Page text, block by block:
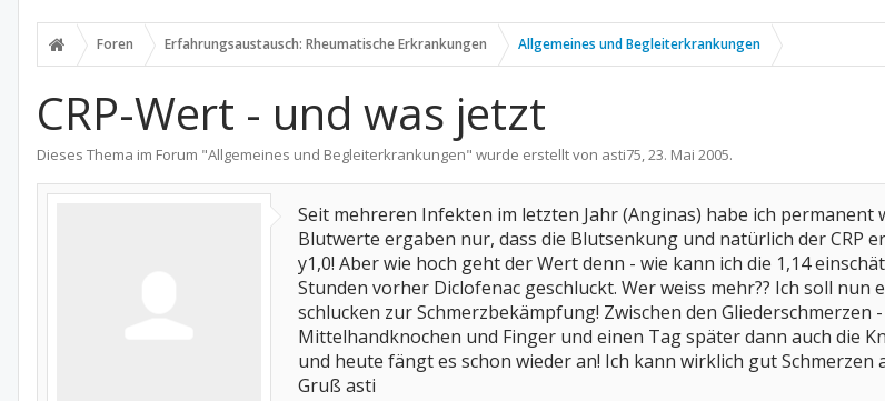
Foren Erfahrungsaustausch: Rheumatische Erkrankungen Allgemeines und Begleiterkrankungen
CRP-Wert - und was jetzt
Dieses Thema im Forum "Allgemeines und Begleiterkrankungen" wurde erstellt von asti75,23. Mai 2005.
Seit mehreren Infekten im letzten Jahr (Anginas) habe ich
Blutwerte ergaben nur, dass die Blutsenkung und natürlich der CRP
y1,0! Aber wie hoch geht der Wert denn - wie kann ich die 1,14
Stunden vorher Diclofenac geschluckt. Wer weiss mehr?? Ich soll
schlucken zur Schmerzbekämpfung! Zwischen den
Mittelhandknochen und Finger und einen Tag später dann auch die
und heute fängt es schon wieder an! Ich kann wirklich gut
Gruß asti